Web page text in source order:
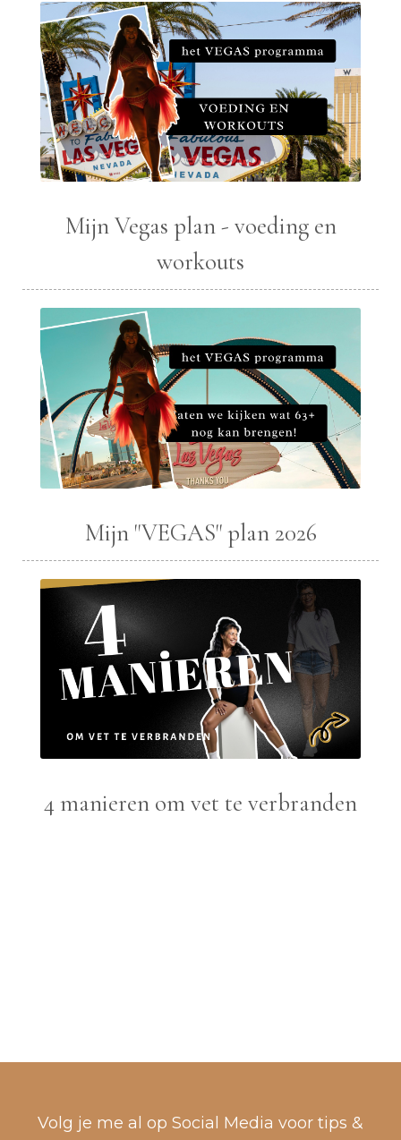
Mijn Vegas plan - voeding en
workouts
Mijn "VEGAS" plan 2026
4 manieren om vet te verbranden
Volg je me al op Social Media voor tips &